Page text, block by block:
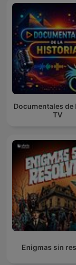
Documentales de
TV
Enigmas sin